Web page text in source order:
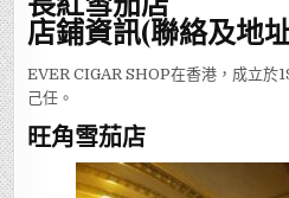
店鋪資訊(聯絡及地
EVER CIGAR SHOP在香港，成立於
己任。
旺角雪茄店